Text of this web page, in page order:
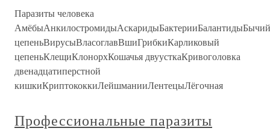
Паразиты человека
АмёбыАнкилостромидыАскаридыБактерииБалантидыБычий
цепеньВирусыВласоглавВшиГрибкиКарликовый
цепеньКлещиКлонорхКошачья двуусткаКривоголовка
двенадцатиперстной
кишкиКриптококкиЛейшманииЛентецыЛёгочная
Профессиональные паразиты